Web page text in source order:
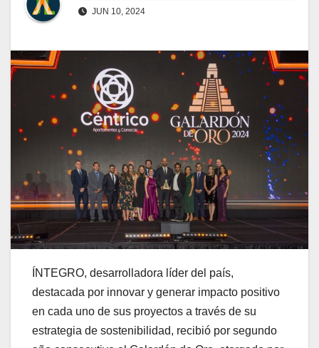
JUN 10, 2024
ÍNTEGRO, desarrolladora líder del país,
destacada por innovar y generar impacto positivo
en cada uno de sus proyectos a través de su
estrategia de sostenibilidad, recibió por segundo